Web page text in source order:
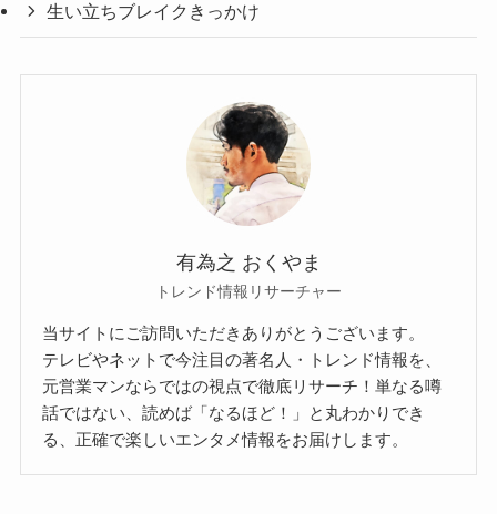
生い立ちブレイクきっかけ
有為之 おくやま
トレンド情報リサーチャー
当サイトにご訪問いただきありがとうございます。
テレビやネットで今注目の著名人・トレンド情報を、
元営業マンならではの視点で徹底リサーチ！単なる噂
話ではない、読めば「なるほど！」と丸わかりでき
る、正確で楽しいエンタメ情報をお届けします。